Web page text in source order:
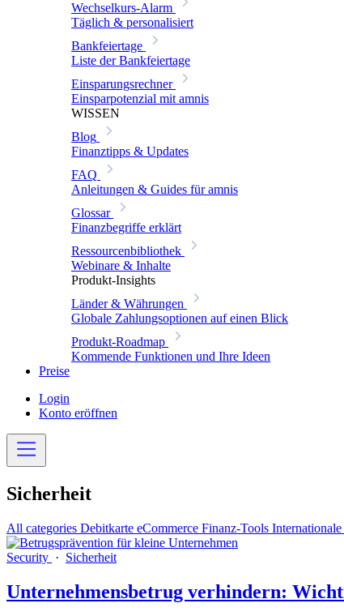
Wechselkurs-Alarm
Täglich & personalisiert
Bankfeiertage
Liste der Bankfeiertage
Einsparungsrechner
Einsparpotenzial mit amnis
WISSEN
Blog
Finanztipps & Updates
FAQ
Anleitungen & Guides für amnis
Glossar
Finanzbegriffe erklärt
Ressourcenbibliothek
Webinare & Inhalte
Produkt-Insights
Länder & Währungen
Globale Zahlungsoptionen auf einen Blick
Produkt-Roadmap
Kommende Funktionen und Ihre Ideen
Preise
Login
Konto eröffnen
Sicherheit
All categories Debitkarte eCommerce Finanz-Tools
Security · Sicherheit
Unternehmensbetrug verhindern: